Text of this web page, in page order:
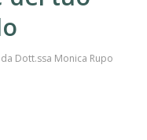
da Dott.ssa Monica Rupo